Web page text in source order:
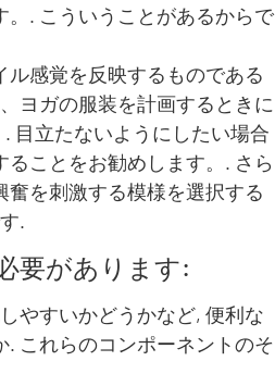
. こういうことがあるからで
感覚を反映するものである
ヨガの服装を計画するときに
目立たないようにしたい場合
ことをお勧めします。. さら
を刺激する模様を選択する
.
要があります:
やすいかどうかなど, 便利な
これらのコンポーネントのそ